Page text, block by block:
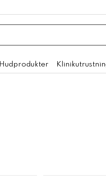
Hudprodukter